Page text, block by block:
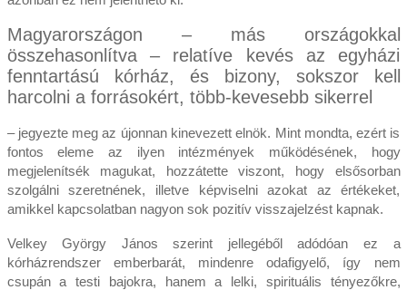
Magyarországon – más országokkal
összehasonlítva – relatíve kevés az egyházi
fenntartású kórház, és bizony, sokszor kell
harcolni a forrásokért, több-kevesebb sikerrel
– jegyezte meg az újonnan kinevezett elnök. Mint mondta, ezért is
fontos eleme az ilyen intézmények működésének, hogy
megjelenítsék magukat, hozzátette viszont, hogy elsősorban
szolgálni szeretnének, illetve képviselni azokat az értékeket,
amikkel kapcsolatban nagyon sok pozitív visszajelzést kapnak.
Velkey György János szerint jellegéből adódóan ez a
kórházrendszer emberbarát, mindenre odafigyelő, így nem
csupán a testi bajokra, hanem a lelki, spirituális tényezőkre,